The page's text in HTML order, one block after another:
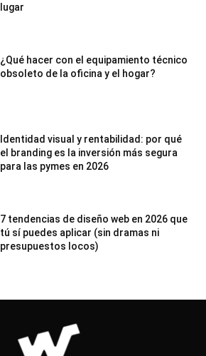
lugar
¿Qué hacer con el equipamiento técnico
obsoleto de la oficina y el hogar?
Identidad visual y rentabilidad: por qué
el branding es la inversión más segura
para las pymes en 2026
7 tendencias de diseño web en 2026 que
tú sí puedes aplicar (sin dramas ni
presupuestos locos)